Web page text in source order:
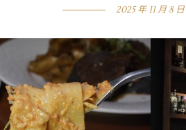
2025 年 11 月 8 日